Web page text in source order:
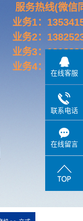
箱
粉体输送
粉体筛分机
服务热线(微信
业务1：
业务2：
业务3：
业务4：
在线客服
联系电话
在线留言